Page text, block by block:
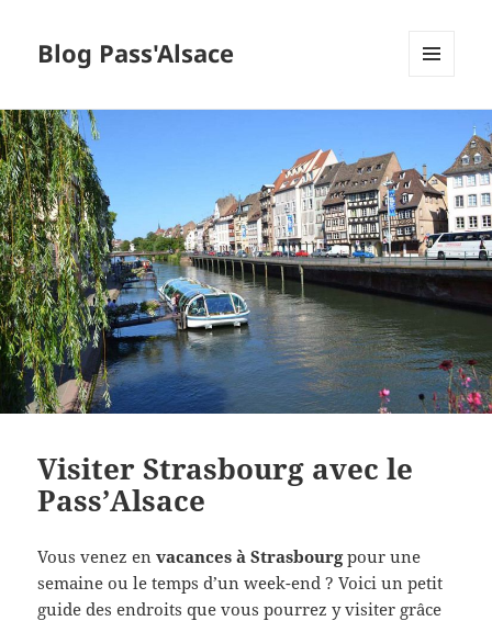
Blog Pass'Alsace
Visiter Strasbourg avec le
Pass’Alsace
Vous venez envacances à Strasbourgpour une
semaine ou le temps d’un week-end ? Voici un petit
guide des endroits que vous pourrez y visiter grâce